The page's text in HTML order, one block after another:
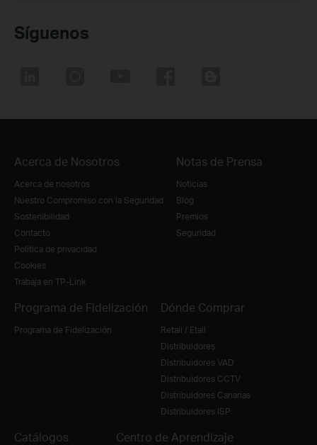
Síguenos
Acerca de Nosotros
Acerca de nosotros
Nuestro Compromiso con la Seguridad
Sostenibilidad
Contacto
Política de privacidad
Cookies
Trabaja en TP-Link
Notas de Prensa
Noticias
Blog
Premios
Seguridad
Programa de Fidelización
Programa de Fidelización
Dónde Comprar
Retail / Etail
Distribuidores
Distribuidores VAD
Distribuidores CCTV
Distribuidores Canarias
Distribuidores ISP
Catálogos Centro de Aprendizaje